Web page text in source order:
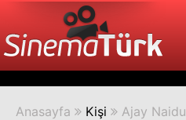
Anasayfa Kişi Ajay Naidu